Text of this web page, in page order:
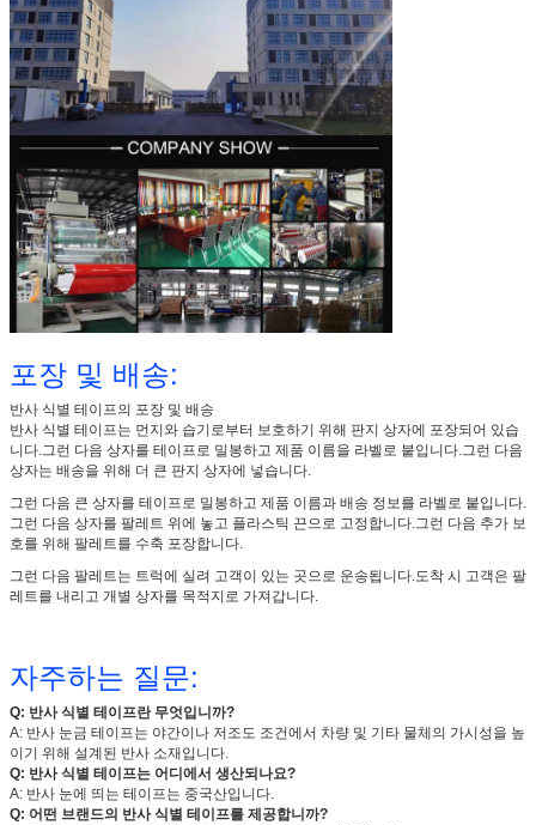
포장 및 배송:
반사 식별 테이프의 포장 및 배송
반사 식별 테이프는 먼지와 습기로부터 보호하기 위해 판지 상자에 포장되어 있습
니다.그런 다음 상자를 테이프로 밀봉하고 제품 이름을 라벨로 붙입니다.그런 다음
상자는 배송을 위해 더 큰 판지 상자에 넣습니다.
그런 다음 큰 상자를 테이프로 밀봉하고 제품 이름과 배송 정보를 라벨로 붙입니다.
그런 다음 상자를 팔레트 위에 놓고 플라스틱 끈으로 고정합니다.그런 다음 추가 보
호를 위해 팔레트를 수축 포장합니다.
그런 다음 팔레트는 트럭에 실려 고객이 있는 곳으로 운송됩니다.도착 시 고객은 팔
레트를 내리고 개별 상자를 목적지로 가져갑니다.
자주하는 질문:
Q: 반사 식별 테이프란 무엇입니까?
A: 반사 눈금 테이프는 야간이나 저조도 조건에서 차량 및 기타 물체의 가시성을 높
이기 위해 설계된 반사 소재입니다.
Q: 반사 식별 테이프는 어디에서 생산되나요?
A: 반사 눈에 띄는 테이프는 중국산입니다.
Q: 어떤 브랜드의 반사 식별 테이프를 제공합니까?